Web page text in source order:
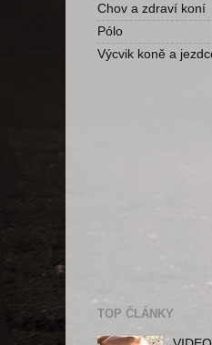
Chov a zdraví koní
Pólo
Výcvik koně a
TOP ČLÁNKY